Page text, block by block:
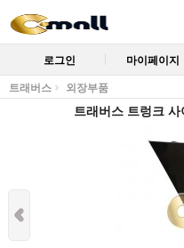
로그인 마이페이지
트래버스 외장부품
트래버스 트렁크